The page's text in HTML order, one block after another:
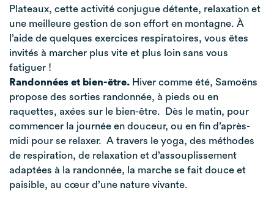
Plateaux, cette activité conjugue détente, relaxation et
une meilleure gestion de son effort en montagne. À
l’aide de quelques exercices respiratoires, vous êtes
invités à marcher plus vite et plus loin sans vous
fatiguer !
Randonnées et bien-être. Hiver comme été, Samoëns
propose des sorties randonnée, à pieds ou en
raquettes, axées sur le bien-être. Dès le matin, pour
commencer la journée en douceur, ou en fin d’après-
midi pour se relaxer. A travers le yoga, des méthodes
de respiration, de relaxation et d’assouplissement
adaptées à la randonnée, la marche se fait douce et
paisible, au cœur d’une nature vivante.